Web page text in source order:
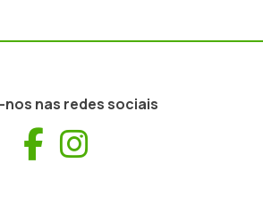
nos nas redes sociais
Facebook